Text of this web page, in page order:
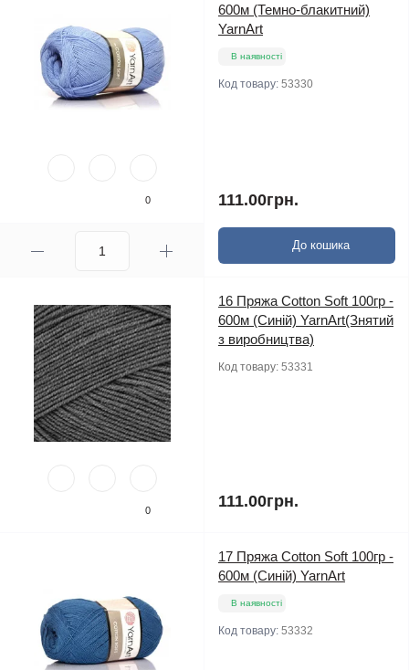
0
600м (Темно-блакитний)
YarnArt
В наявності
Код товару: 53330
111.00грн.
До кошика
0
16 Пряжа Cotton Soft 100гр -
600м (Синій) YarnArt(Знятий
з виробництва)
Код товару: 53331
111.00грн.
17 Пряжа Cotton Soft 100гр -
600м (Синій) YarnArt
В наявності
Код товару: 53332